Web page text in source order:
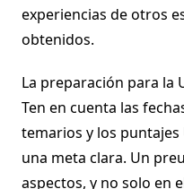
experiencias de otros
obtenidos.
La preparación para la
Ten en cuenta las
temarios y los
una meta clara. Un
aspectos, y no solo en